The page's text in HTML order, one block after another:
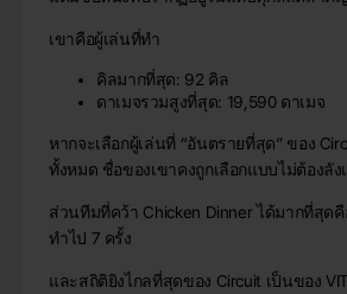
เขาคือผู้เล่นที่ทำ
คิลมากที่สุด: 92 คิล
ดาเมจรวมสูงที่สุด: 19,590 ดาเมจ
หากจะเลือกผู้เล่นที่ “อันตรายที่สุด” ของ
ทั้งหมด ชื่อของเขาคงถูกเลือกแบบไม่ต้องลัง
ส่วนทีมที่คว้า Chicken Dinner ได้มากที่สุดคื
ทำไป 7 ครั้ง
และสถิติยิงไกลที่สุดของ Circuit เป็นของ